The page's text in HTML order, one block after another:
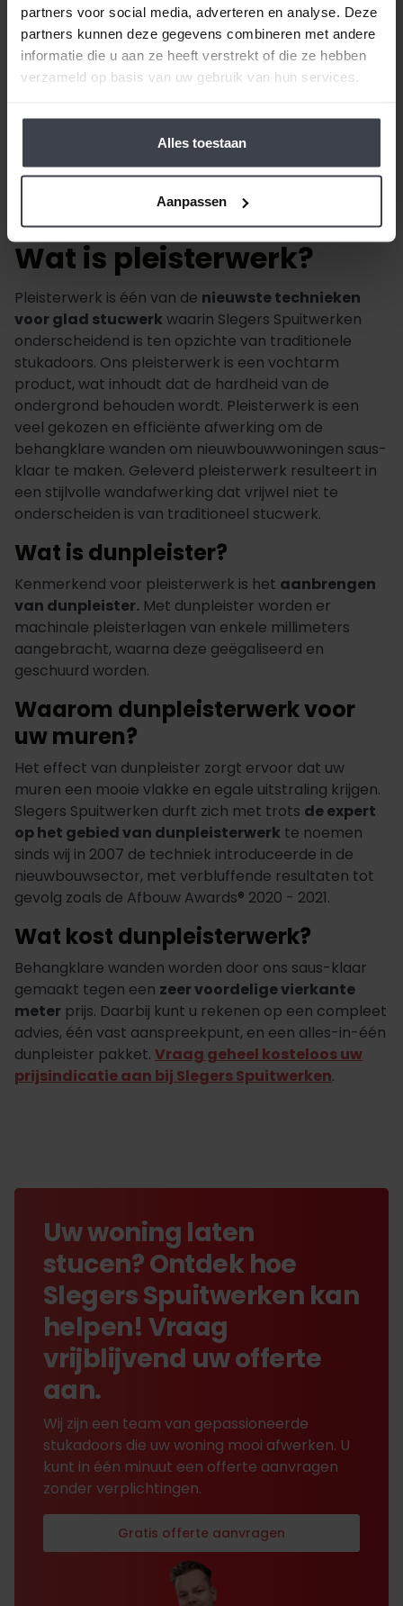
partners voor social media, adverteren en analyse. Deze
partners kunnen deze gegevens combineren met andere
informatie die u aan ze heeft verstrekt of die ze hebben
verzameld op basis van uw gebruik van hun services.
Alles toestaan
Aanpassen
Wat is pleisterwerk?
Pleisterwerk is één van de nieuwste technieken
voor glad stucwerk waarin Slegers Spuitwerken
onderscheidend is ten opzichte van traditionele
stukadoors. Ons pleisterwerk is een vochtarm
product, wat inhoudt dat de hardheid van de
ondergrond behouden wordt. Pleisterwerk is een
veel gekozen en efficiënte afwerking om de
behangklare wanden om nieuwbouwwoningen saus-
klaar te maken. Geleverd pleisterwerk resulteert in
een stijlvolle wandafwerking dat vrijwel niet te
onderscheiden is van traditioneel stucwerk.
Wat is dunpleister?
Kenmerkend voor pleisterwerk is het aanbrengen
van dunpleister. Met dunpleister worden er
machinale pleisterlagen van enkele millimeters
aangebracht, waarna deze geëgaliseerd en
geschuurd worden.
Waarom dunpleisterwerk voor
uw muren?
Het effect van dunpleister zorgt ervoor dat uw
muren een mooie vlakke en egale uitstraling krijgen.
Slegers Spuitwerken durft zich met trots de expert
op het gebied van dunpleisterwerk te noemen
sinds wij in 2007 de techniek introduceerde in de
nieuwbouwsector, met verbluffende resultaten tot
gevolg zoals de Afbouw Awards® 2020 - 2021.
Wat kost dunpleisterwerk?
Behangklare wanden worden door ons saus-klaar
gemaakt tegen een zeer voordelige vierkante
meter prijs. Daarbij kunt u rekenen op een compleet
advies, één vast aanspreekpunt, en een alles-in-één
dunpleister pakket. Vraag geheel kosteloos uw
prijsindicatie aan bij Slegers Spuitwerken.
Uw woning laten
stucen? Ontdek hoe
Slegers Spuitwerken kan
helpen! Vraag
vrijblijvend uw offerte
aan.
Wij zijn een team van gepassioneerde
stukadoors die uw woning mooi afwerken. U
kunt in één minuut een offerte aanvragen
zonder verplichtingen.
Gratis offerte aanvragen